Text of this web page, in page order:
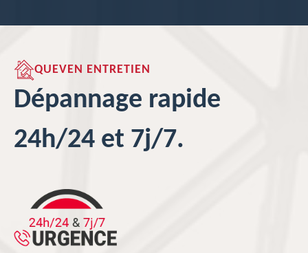
QUEVEN ENTRETIEN
Dépannage rapide
24h/24 et 7j/7.